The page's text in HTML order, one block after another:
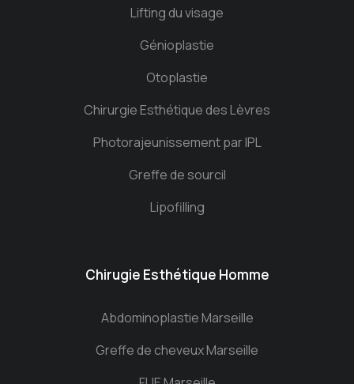
Lifting du visage
Génioplastie
Otoplastie
Chirurgie Esthétique des Lèvres
Photorajeunissement par IPL
Greffe de sourcil
Lipofilling
Chirugie Esthétique Homme
Abdominoplastie Marseille
Greffe de cheveux Marseille